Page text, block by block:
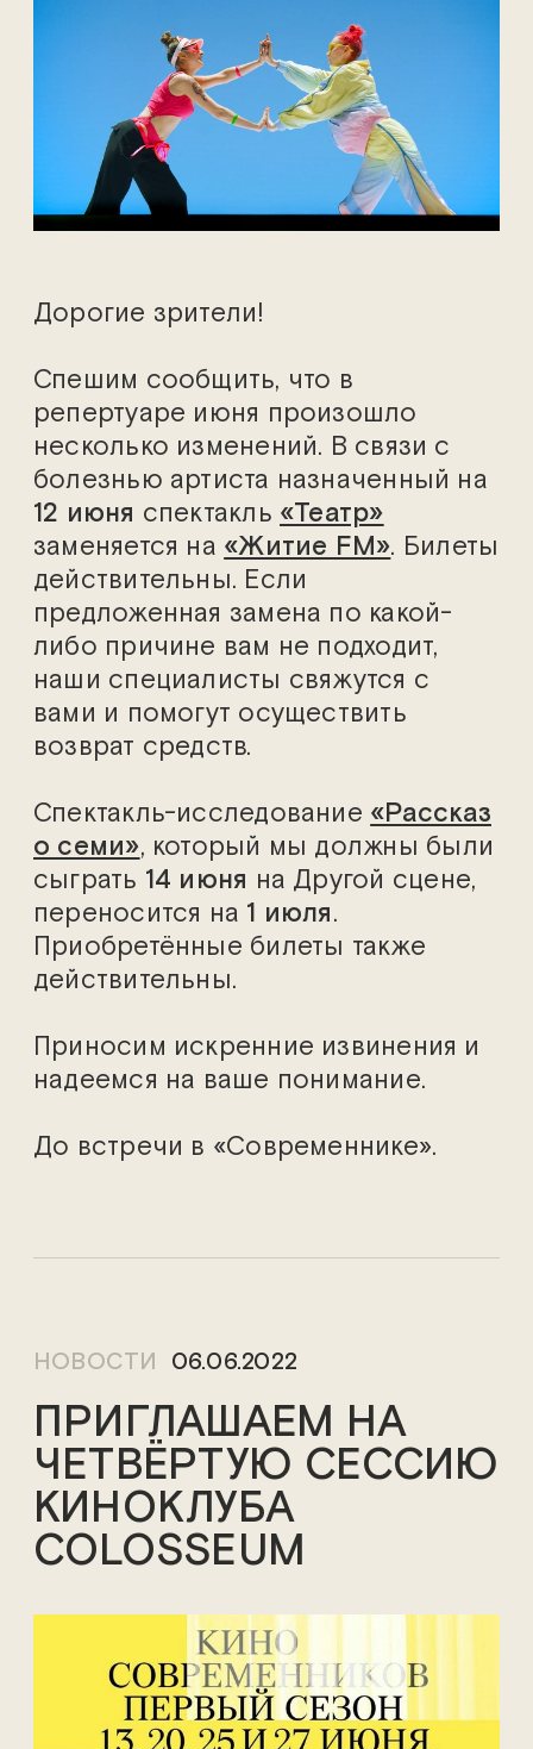
Дорогие зрители!
Спешим сообщить, что в
репертуаре июня произошло
несколько изменений. В связи с
болезнью артиста назначенный на
12 июня спектакль «Театр»
заменяется на «Житие FM». Билеты
действительны. Если
предложенная замена по какой-
либо причине вам не подходит,
наши специалисты свяжутся с
вами и помогут осуществить
возврат средств.
Спектакль-исследование «Рассказ
о семи», который мы должны были
сыграть 14 июня на Другой сцене,
переносится на 1 июля.
Приобретённые билеты также
действительны.
Приносим искренние извинения и
надеемся на ваше понимание.
До встречи в «Современнике».
НОВОСТИ 06.06.2022
ПРИГЛАШАЕМ НА
ЧЕТВЁРТУЮ СЕССИЮ
КИНОКЛУБА
COLOSSEUM